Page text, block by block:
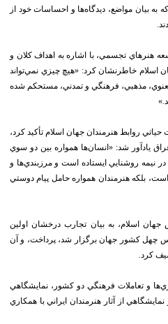
بيان مواضع، ديدگاه‌ها و احساسات خود از
هنرهاي تجسمي، با اشاره به اهداف كلان و
اسلام خاطرنشان كرد: «هيچ چيزي نمي‌تواند
مذهبي، فرهنگي و تمدني، مستحكم شده
روابط هنرمندان جهان اسلام تأكيد كرد،‌
يادآور شد: «انسان‌ها همواره بين دو سوي
نيمه روشنايي ايستاده است و مرزبندي‌ها و
بلكه هنرمندان همواره حامل پيام دوستي
جهان اسلام، به بيان تجارب درخشان اولين
چهل كشور جهان برگزار شد، پرداخت، و آن
كرد.
و تعاملات فرهنگي دو كشور، نمايشگاهي
از آثار هنرمندان ايراني با همكاري